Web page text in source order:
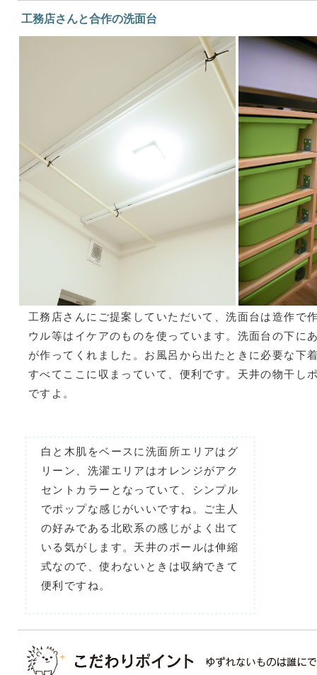
工務店さんと合作の洗面台
工務店さんにご提案していただいて、洗面台は造作で
ウル等はイケアのものを使っています。洗面台の下に
が作ってくれました。お風呂から出たときに必要な下
すべてここに収まっていて、便利です。天井の物干し
ですよ。
白と木肌をベースに洗面所エリアはグ
リーン、洗濯エリアはオレンジがアク
セントカラーとなっていて、シンプル
でポップな感じがいいですね。ご主人
の好みである北欧系の感じがよく出て
いる気がします。天井のポールは伸縮
式なので、使わないときは収納できて
便利ですね。